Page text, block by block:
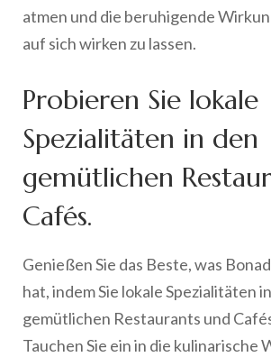
atmen und die beruhigende
auf sich wirken zu lassen.
Probieren Sie lokale
Spezialitäten in den
gemütlichen
Cafés.
Genießen Sie das Beste, was
hat, indem Sie lokale Spezialitäten
gemütlichen Restaurants und
Tauchen Sie ein in die kulinarische